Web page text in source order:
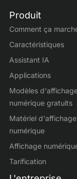
Produit
Comment ça
Caractéristiques
Assistant IA
Applications
Modèles
numérique gratuits
Matériel d'affichage
numérique
Affichage
Tarification